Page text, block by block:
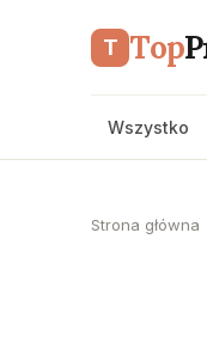
T Top
Wszystko
Strona główna